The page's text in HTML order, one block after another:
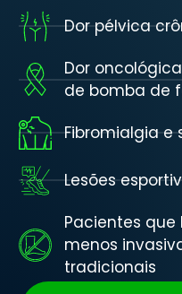
Dor pélvica
Dor
de bomba de
Fibromialgia
Lesões
Pacientes
menos
tradicionais